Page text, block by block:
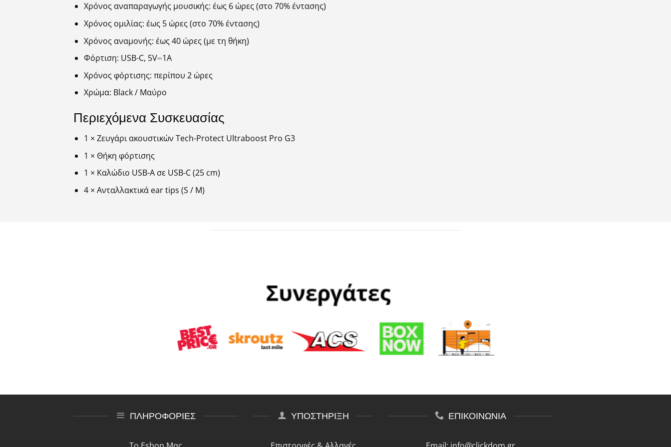
Χρόνος αναπαραγωγής μουσικής: έως 6 ώρες (στο 70% έντασης)
Χρόνος ομιλίας: έως 5 ώρες (στο 70% έντασης)
Χρόνος αναμονής: έως 40 ώρες (με τη θήκη)
Φόρτιση: USB-C, 5V⎓1A
Χρόνος φόρτισης: περίπου 2 ώρες
Χρώμα: Black / Μαύρο
Περιεχόμενα Συσκευασίας
1 × Ζευγάρι ακουστικών Tech-Protect Ultraboost Pro G3
1 × Θήκη φόρτισης
1 × Καλώδιο USB-A σε USB-C (25 cm)
4 × Ανταλλακτικά ear tips (S / M)
ΠΛΗΡΟΦΟΡΙΕΣ ΥΠΟΣΤΗΡΙΞΗ ΕΠΙΚΟΙΝΩΝΙΑ